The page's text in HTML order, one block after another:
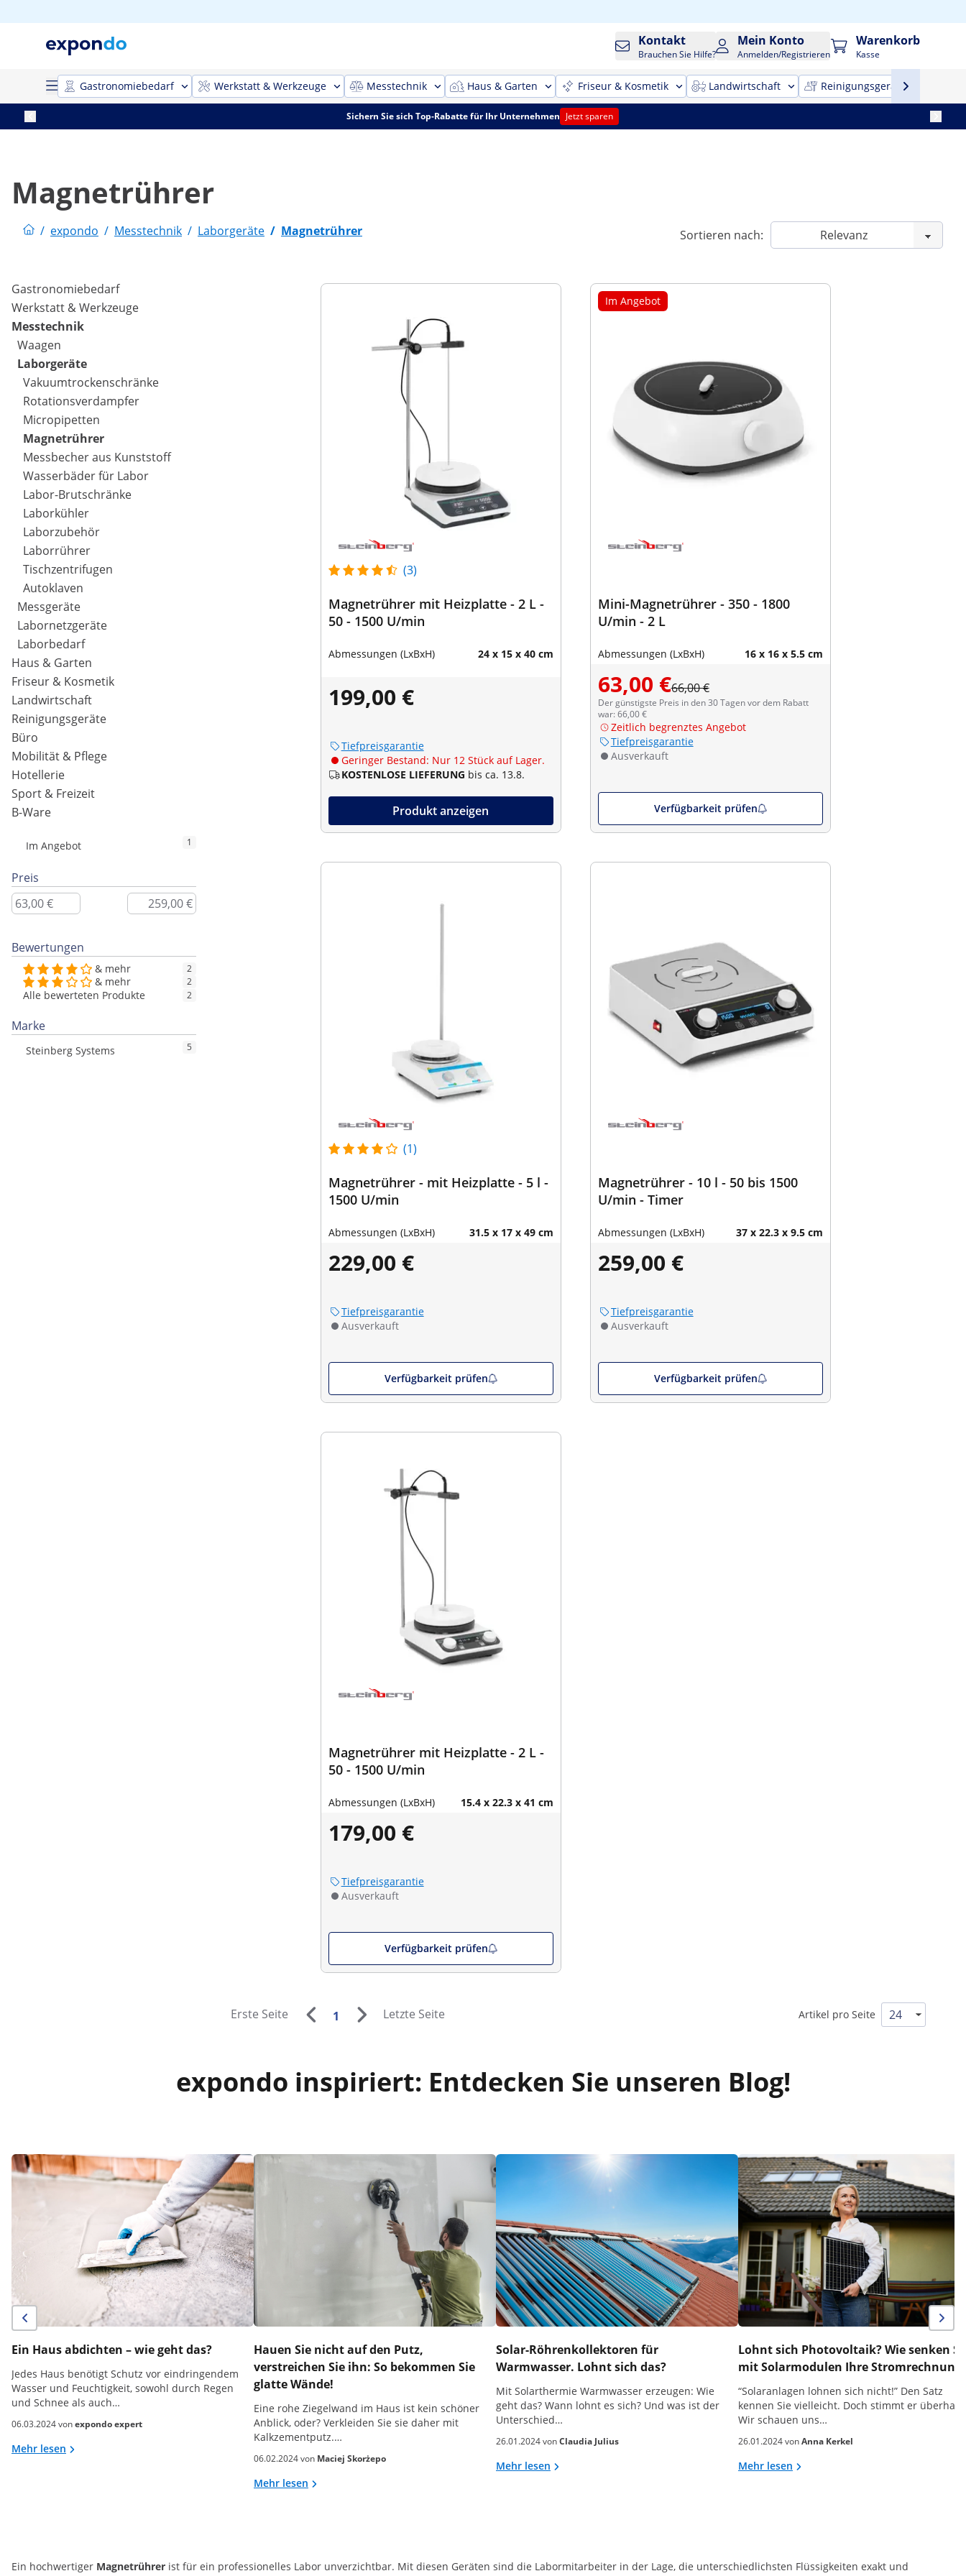
Kontakt
Brauchen Sie Hilfe?
Mein Konto
Anmelden/Registrieren
Warenkorb
Kasse
Gastronomiebedarf Werkstatt & Werkzeuge Messtechnik Haus & Garten Friseur & Kosmetik Landwirtschaft Reinigungsgeräte
Sichern Sie sich Top-Rabatte für Ihr Unternehmen Jetzt sparen
Magnetrührer
/ expondo / Messtechnik / Laborgeräte / Magnetrührer Sortieren nach:
Gastronomiebedarf
Werkstatt & Werkzeuge
Messtechnik
Waagen
Laborgeräte
Vakuumtrockenschränke
Rotationsverdampfer
Micropipetten
Magnetrührer
Messbecher aus Kunststoff
Wasserbäder für Labor
Labor-Brutschränke
Laborkühler
Laborzubehör
Laborrührer
Tischzentrifugen
Autoklaven
Messgeräte
Labornetzgeräte
Laborbedarf
Haus & Garten
Friseur & Kosmetik
Landwirtschaft
Reinigungsgeräte
Büro
Mobilität & Pflege
Hotellerie
Sport & Freizeit
B-Ware
Im Angebot 1
Preis
Bewertungen
& mehr 2
& mehr 2
Alle bewerteten Produkte 2
Marke
Steinberg Systems 5
(3)
Magnetrührer mit Heizplatte - 2 L -
50 - 1500 U/min
Abmessungen (LxBxH) 24 x 15 x 40 cm
199,00 €
Tiefpreisgarantie
Geringer Bestand: Nur 12 Stück auf Lager.
KOSTENLOSE LIEFERUNG bis ca. 13.8.
Produkt anzeigen
Im Angebot
Mini-Magnetrührer - 350 - 1800
U/min - 2 L
Abmessungen (LxBxH) 16 x 16 x 5.5 cm
63,00 €66,00 €
Der günstigste Preis in den 30 Tagen vor dem Rabatt
war: 66,00 €
Zeitlich begrenztes Angebot
Tiefpreisgarantie
Ausverkauft
Verfügbarkeit prüfen
(1)
Magnetrührer - mit Heizplatte - 5 l -
1500 U/min
Abmessungen (LxBxH) 31.5 x 17 x 49 cm
229,00 €
Tiefpreisgarantie
Ausverkauft
Verfügbarkeit prüfen
Magnetrührer - 10 l - 50 bis 1500
U/min - Timer
Abmessungen (LxBxH) 37 x 22.3 x 9.5 cm
259,00 €
Tiefpreisgarantie
Ausverkauft
Verfügbarkeit prüfen
Magnetrührer mit Heizplatte - 2 L -
50 - 1500 U/min
Abmessungen (LxBxH) 15.4 x 22.3 x 41 cm
179,00 €
Tiefpreisgarantie
Ausverkauft
Verfügbarkeit prüfen
Erste Seite 1 Letzte Seite Artikel pro Seite
expondo inspiriert: Entdecken Sie unseren Blog!
Ein Haus abdichten – wie geht das?
Jedes Haus benötigt Schutz vor eindringendem
Wasser und Feuchtigkeit, sowohl durch Regen
und Schnee als auch…
06.03.2024 vonexpondo expert
Mehr lesen
Hauen Sie nicht auf den Putz,
verstreichen Sie ihn: So bekommen Sie
glatte Wände!
Eine rohe Ziegelwand im Haus ist kein schöner
Anblick, oder? Verkleiden Sie sie daher mit
Kalkzementputz.…
06.02.2024 von Maciej Skorżepo
Mehr lesen
Solar-Röhrenkollektoren für
Warmwasser. Lohnt sich das?
Mit Solarthermie Warmwasser erzeugen: Wie
geht das? Wann lohnt es sich? Und was ist der
Unterschied…
26.01.2024 vonClaudia Julius
Mehr lesen
Lohnt sich Photovoltaik? Wie senken
mit Solarmodulen Ihre
“Solaranlagen lohnen sich nicht!” Den Satz
kennen Sie vielleicht. Doch stimmt er
Wir schauen uns…
26.01.2024 vonAnna Kerkel
Mehr lesen
Ein hochwertiger Magnetrührer ist für ein professionelles Labor unverzichtbar. Mit diesen Geräten sind die Labormitarbeiter in der Lage, die unterschiedlichsten Flüssigkeiten exakt und